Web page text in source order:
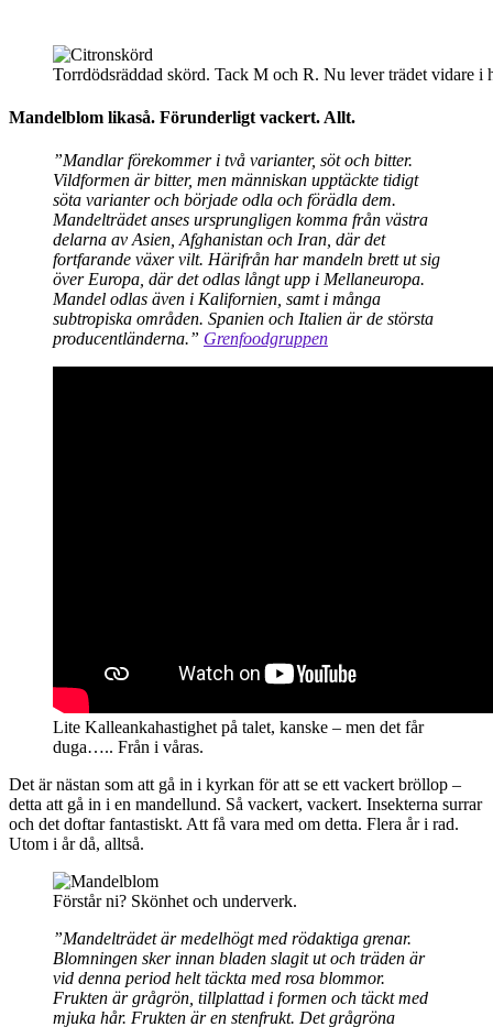
Torrdödsräddad skörd. Tack M och R. Nu lever trädet vidare i
Mandelblom likaså. Förunderligt vackert. Allt.
”Mandlar förekommer i två varianter, söt och bitter.
Vildformen är bitter, men människan upptäckte tidigt
söta varianter och började odla och förädla dem.
Mandelträdet anses ursprungligen komma från västra
delarna av Asien, Afghanistan och Iran, där det
fortfarande växer vilt. Härifrån har mandeln brett ut sig
över Europa, där det odlas långt upp i Mellaneuropa.
Mandel odlas även i Kalifornien, samt i många
subtropiska områden. Spanien och Italien är de största
producentländerna.” Grenfoodgruppen
Lite Kalleankahastighet på talet, kanske – men det får
duga….. Från i våras.
Det är nästan som att gå in i kyrkan för att se ett vackert bröllop –
detta att gå in i en mandellund. Så vackert, vackert. Insekterna surrar
och det doftar fantastiskt. Att få vara med om detta. Flera år i rad.
Utom i år då, alltså.
Förstår ni? Skönhet och underverk.
”Mandelträdet är medelhögt med rödaktiga grenar.
Blomningen sker innan bladen slagit ut och träden är
vid denna period helt täckta med rosa blommor.
Frukten är grågrön, tillplattad i formen och täckt med
mjuka hår. Frukten är en stenfrukt. Det grågröna